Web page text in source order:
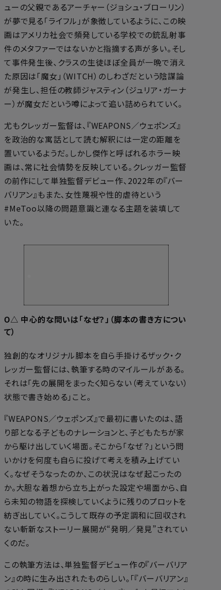
ューの父親であるアーチャー（ジョシュ・ブローリン）
が夢で見る「ライフル」が象徴しているように、この映
画はアメリカ社会で頻発している学校での銃乱射事
件のメタファーではないかと指摘する声が多い。そし
て事件発生後、クラスの生徒ほぼ全員が一晩で消え
た原因は「魔女」（WITCH）のしわざだという陰謀論
が発生し、担任の教師ジャスティン（ジュリア・ガーナ
ー）が魔女だという噂によって追い詰められていく。
尤もクレッガー監督は、『WEAPONS／ウェポンズ』
を政治的な寓話として読む解釈には一定の距離を
置いているようだ。しかし傑作と呼ばれるホラー映
画は、常に社会情勢を反映している。クレッガー監督
の前作にして単独監督デビュー作、2022年の『バー
バリアン』もまた、女性蔑視や性的虐待という
#MeToo以降の問題意識と連なる主題を装填して
いた。
O△ 中心的な問いは「なぜ？」（脚本の書き方につい
て）
独創的なオリジナル脚本を自ら手掛けるザック・ク
レッガー監督には、執筆する時のマイルールがある。
それは「先の展開をまったく知らない（考えていない）
状態で書き始める」こと。
『WEAPONS／ウェポンズ』で最初に書いたのは、語
り部となる子どものナレーションと、子どもたちが家
から駆け出していく場面。そこから「なぜ？」という問
いかけを何度も自らに投げて考えを積み上げてい
く。なぜそうなったのか、この状況はなぜ起こったの
か。大胆な着想から立ち上がった設定や場面から、自
ら未知の物語を探検していくように残りのプロットを
紡ぎ出していく。こうして既存の予定調和に回収され
ない斬新なストーリー展開が“発明／発見”されてい
くのだ。
この執筆方法は、単独監督デビュー作の『バーバリア
ン』の時に生み出されたものらしい。「『バーバリアン』